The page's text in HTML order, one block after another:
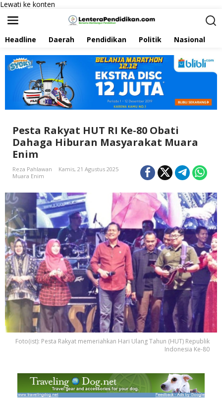
Lewati ke konten
Headline Daerah Pendidikan Politik Nasional
Pesta Rakyat HUT RI Ke-80 Obati
Dahaga Hiburan Masyarakat Muara
Enim
Reza Pahlawan
Kamis, 21 Agustus 2025
Muara Enim
Foto(ist): Pesta Rakyat memeriahkan Hari Ulang Tahun (HUT) Republik
Indonesia Ke-80